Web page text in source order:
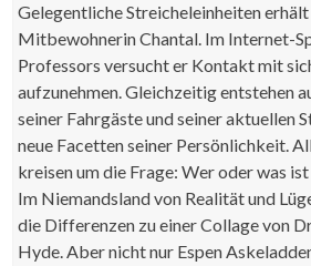
Gelegentliche Streicheleinheiten
Mitbewohnerin Chantal. Im Internet-
Professors versucht er Kontakt mit
aufzunehmen. Gleichzeitig entstehen
seiner Fahrgäste und seiner aktuellen
neue Facetten seiner Persönlichkeit.
kreisen um die Frage: Wer oder was
Im Niemandsland von Realität und
die Differenzen zu einer Collage von
Hyde. Aber nicht nur Espen